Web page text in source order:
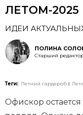
ЛЕТОМ-2025
ИДЕИ
ПОЛИНА
Старший
Теги: Летний гардероб
Офискор